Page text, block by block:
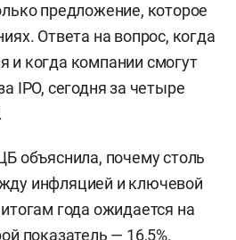
предложение, которое
Ответа на вопрос, когда
и когда компании смогут
IPO, сегодня за четыре
объяснила, почему столь
инфляцией и ключевой
года ожидается на
показатель — 16,5%.